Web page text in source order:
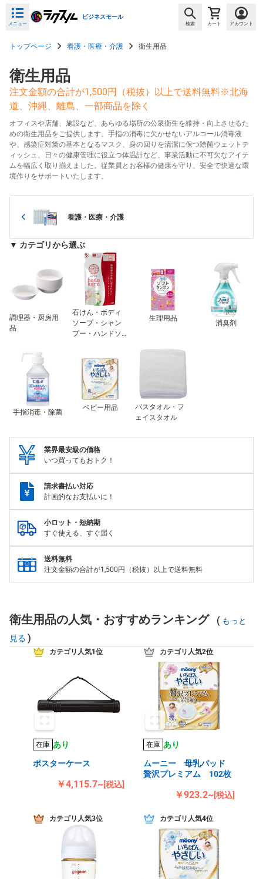
メニュー
ビジネスモール
検索 カート アカウント
トップページ 看護・医療・介護 衛生用品
衛生用品
注文金額の合計が1,500円（税抜）以上で送料無料※北海
道、沖縄、離島、一部商品を除く
オフィスや店舗、施設など、あらゆる場所の公衆衛生を維持・向上させるた
めの衛生用品をご提供します。手指の消毒に欠かせないアルコール消毒液
や、感染症対策の基本となるマスク、身の回りを清潔に保つ除菌ウェットテ
ィッシュ、日々の健康管理に役立つ体温計など、事業活動に不可欠なアイテ
ムを幅広く取り揃えました。従業員とお客様の健康を守り、安全で快適な環
境作りをサポートいたします。
看護・医療・介護
▼ カテゴリから選ぶ
調理器・厨房用
品
石けん・ボディ
ソープ・シャン
プー・ハンドソ
生理用品
消臭剤
手指消毒・除菌
ベビー用品
バスタオル・フ
ェイスタオル
業界最安級の価格
いつ買ってもおトク！
請求書払い対応
計画的なお支払いに！
小ロット・短納期
すぐ使える、すぐ届く
送料無料
注文金額の合計が1,500円（税抜）以上で送料無料
衛生用品の人気・おすすめランキング ( もっと
見る )
カテゴリ人気1位
在庫 あり
ポスターケース
￥4,115.7~[税込]
カテゴリ人気2位
在庫 あり
ムーニー 母乳パッド
贅沢プレミアム 102枚
￥923.2~[税込]
カテゴリ人気3位 カテゴリ人気4位